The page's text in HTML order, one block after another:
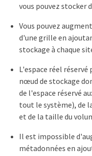
vous pouvez stocker
Vous pouvez
d'une grille en
stockage à chaque
L'espace réel
nœud de stockage
de l'espace réservé
tout le système), de
et de la taille du
Il est impossible
métadonnées en